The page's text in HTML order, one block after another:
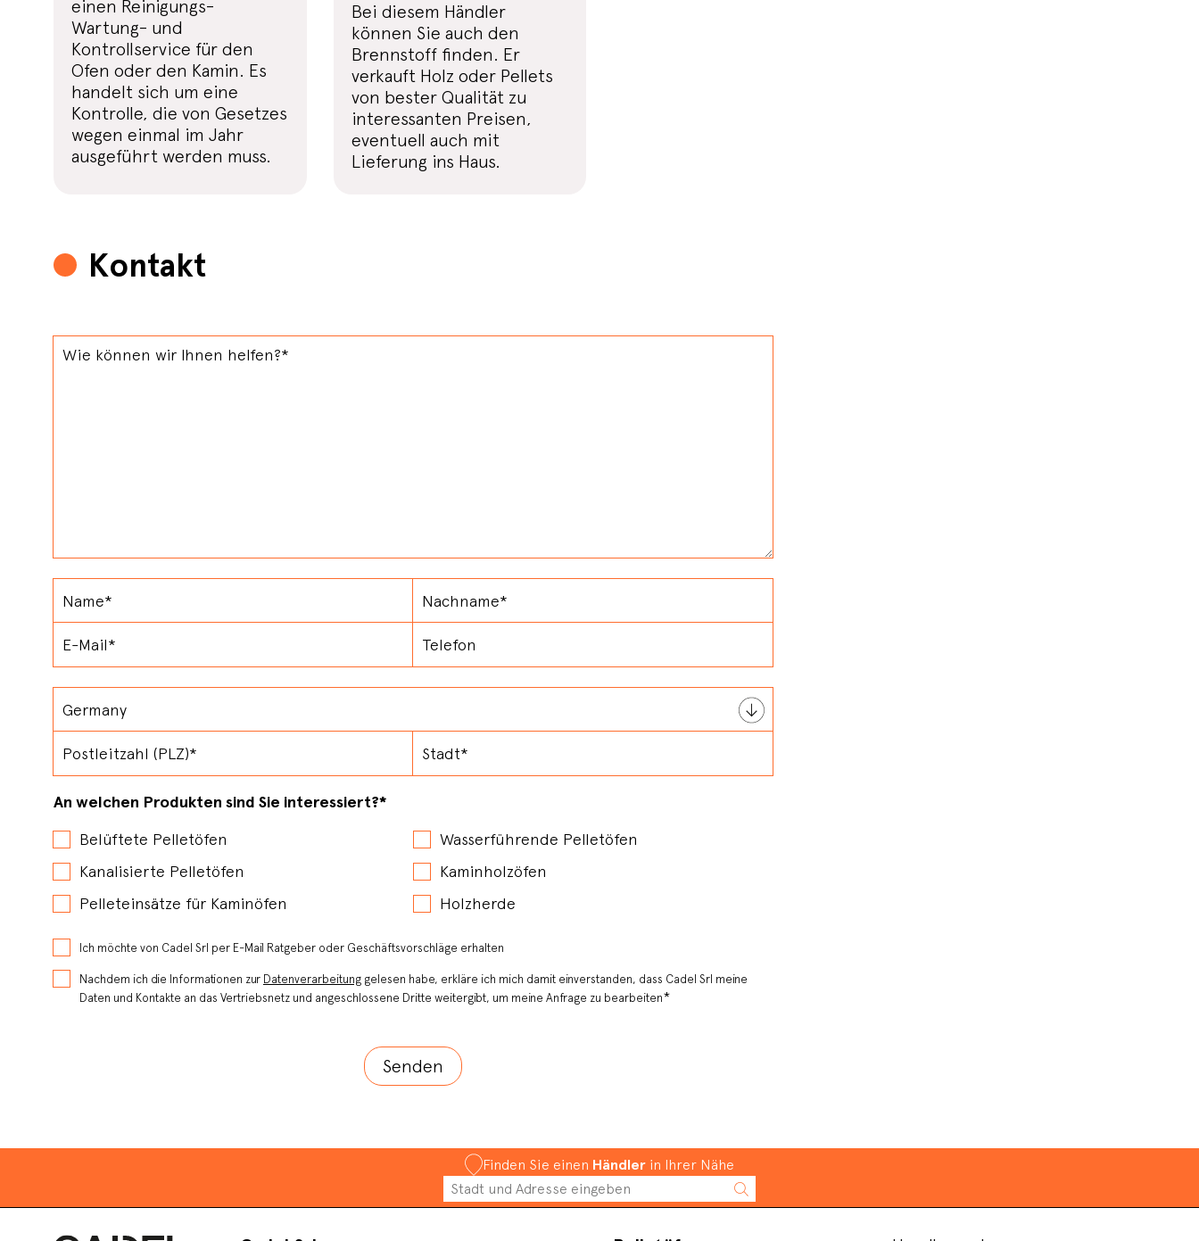
einen Reinigungs-
Wartung- und
Kontrollservice für den
Ofen oder den Kamin. Es
handelt sich um eine
Kontrolle, die von Gesetzes
wegen einmal im Jahr
ausgeführt werden muss.
Bei diesem Händler
können Sie auch den
Brennstoff finden. Er
verkauft Holz oder Pellets
von bester Qualität zu
interessanten Preisen,
eventuell auch mit
Lieferung ins Haus.
Kontakt
An welchen Produkten sind Sie interessiert?*
Belüftete Pelletöfen
Wasserführende Pelletöfen
Kanalisierte Pelletöfen
Kaminholzöfen
Pelleteinsätze für Kaminöfen
Holzherde
Ich möchte von Cadel Srl per E-Mail Ratgeber oder Geschäftsvorschläge erhalten
Nachdem ich die Informationen zur Datenverarbeitung gelesen habe, erkläre ich mich damit einverstanden, dass Cadel Srl meine
Daten und Kontakte an das Vertriebsnetz und angeschlossene Dritte weitergibt, um meine Anfrage zu bearbeiten*
Finden Sie einen Händler in Ihrer Nähe